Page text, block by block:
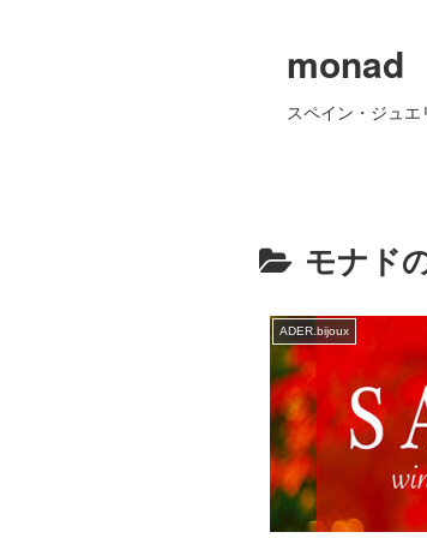
monad
スペイン・ジュ
モナド
ADER.bijoux